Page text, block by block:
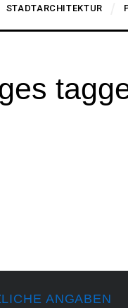
STADTARCHITEKTUR
ANGABEN